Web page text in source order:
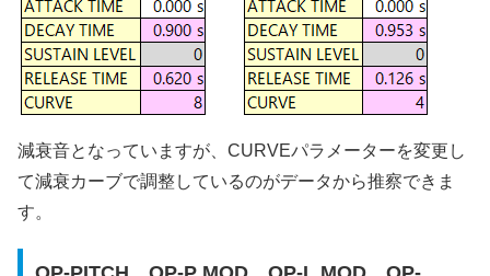
減衰音となっていますが、CURVEパラメーターを変更し
て減衰カーブで調整しているのがデータから推察できま
す。